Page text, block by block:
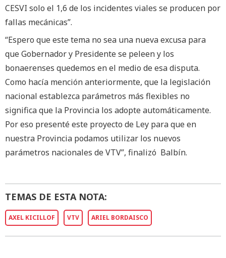
CESVI solo el 1,6 de los incidentes viales se producen por
fallas mecánicas”.
“Espero que este tema no sea una nueva excusa para
que Gobernador y Presidente se peleen y los
bonaerenses quedemos en el medio de esa disputa.
Como hacía mención anteriormente, que la legislación
nacional establezca parámetros más flexibles no
significa que la Provincia los adopte automáticamente.
Por eso presenté este proyecto de Ley para que en
nuestra Provincia podamos utilizar los nuevos
parámetros nacionales de VTV”, finalizó Balbín.
TEMAS DE ESTA NOTA:
AXEL KICILLOF VTV ARIEL BORDAISCO